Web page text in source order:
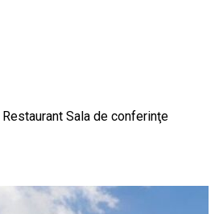
Restaurant Sala de conferinţe